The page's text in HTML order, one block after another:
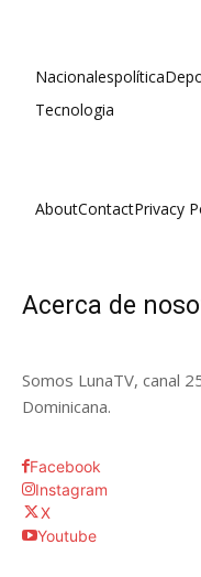
Nacionalespolítica
Tecnologia
AboutContactPrivacy
Acerca de
Somos LunaTV, canal
Dominicana.
Facebook
Instagram
X
Youtube